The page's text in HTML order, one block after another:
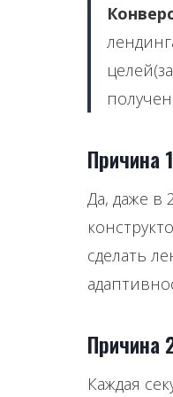
Причина
Да, даже в
сделать
Причина
Каждая